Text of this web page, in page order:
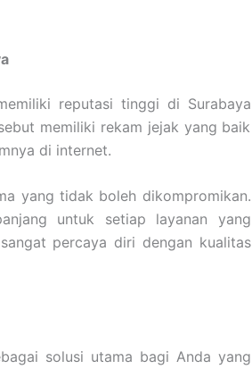
reputasi tinggi di Surabaya
memiliki rekam jejak yang baik
di internet.
yang tidak boleh dikompromikan.
untuk setiap layanan yang
percaya diri dengan kualitas
solusi utama bagi Anda yang